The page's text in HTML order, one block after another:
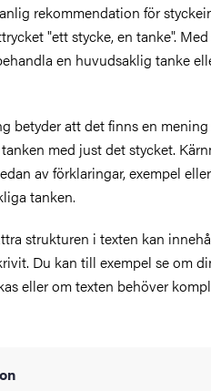
rekommendation för
"ett stycke, en tanke".
en huvudsaklig tanke
betyder att det finns en
med just det stycket.
av förklaringar, exempel
tanken.
strukturen i texten kan
Du kan till exempel se om
eller om texten behöver